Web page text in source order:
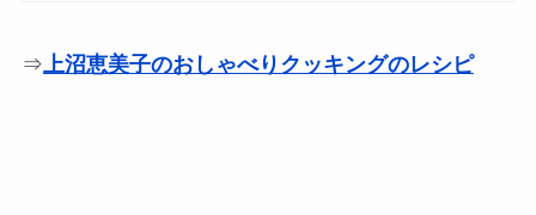
⇒ 上沼恵美子のおしゃべりクッキングのレシピ